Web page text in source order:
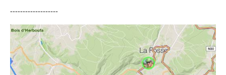
-------------------